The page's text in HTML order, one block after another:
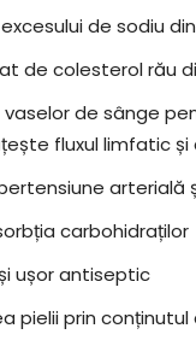
de sodiu
de colesterol rău
de sânge
fluxul limfatic și
arterială
carbohidraților
ușor antiseptic
pielii prin